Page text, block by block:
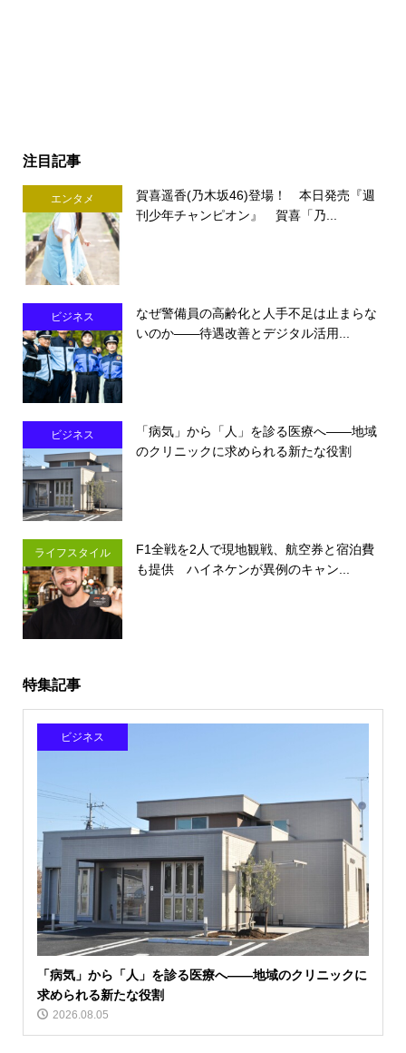
注目記事
エンタメ
賀喜遥香(乃木坂46)登場！ 本日発売『週
刊少年チャンピオン』 賀喜「乃...
ビジネス
なぜ警備員の高齢化と人手不足は止まらな
いのか――待遇改善とデジタル活用...
ビジネス
「病気」から「人」を診る医療へ――地域
のクリニックに求められる新たな役割
ライフスタイル
F1全戦を2人で現地観戦、航空券と宿泊費
も提供 ハイネケンが異例のキャン...
特集記事
ビジネス
「病気」から「人」を診る医療へ――地域のクリニックに
求められる新たな役割
2026.08.05